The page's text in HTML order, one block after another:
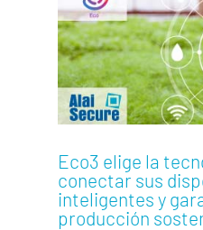
Eco3 elige la
conectar sus
inteligentes y
producción